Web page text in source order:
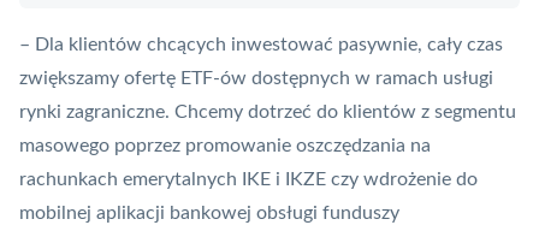
– Dla klientów chcących inwestować pasywnie, cały czas
zwiększamy ofertę ETF-ów dostępnych w ramach usługi
rynki zagraniczne. Chcemy dotrzeć do klientów z segmentu
masowego poprzez promowanie oszczędzania na
rachunkach emerytalnych IKE i IKZE czy wdrożenie do
mobilnej aplikacji bankowej obsługi funduszy